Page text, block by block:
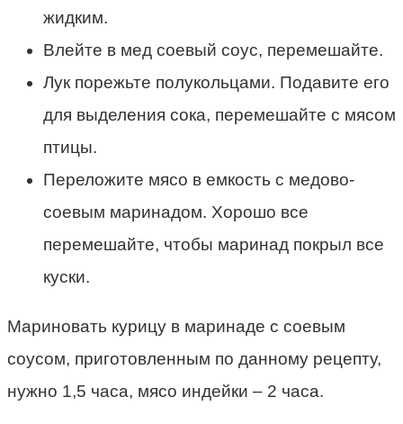
жидким.
Влейте в мед соевый соус, перемешайте.
Лук порежьте полукольцами. Подавите его
для выделения сока, перемешайте с мясом
птицы.
Переложите мясо в емкость с медово-
соевым маринадом. Хорошо все
перемешайте, чтобы маринад покрыл все
куски.
Мариновать курицу в маринаде с соевым
соусом, приготовленным по данному рецепту,
нужно 1,5 часа, мясо индейки – 2 часа.